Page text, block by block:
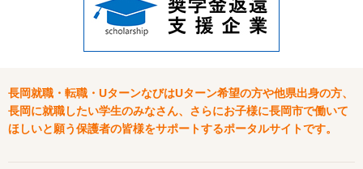
長岡就職・転職・UターンなびはUターン希望の方や他県出身の方、
長岡に就職したい学生のみなさん、さらにお子様に長岡市で働いて
ほしいと願う保護者の皆様をサポートするポータルサイトです。